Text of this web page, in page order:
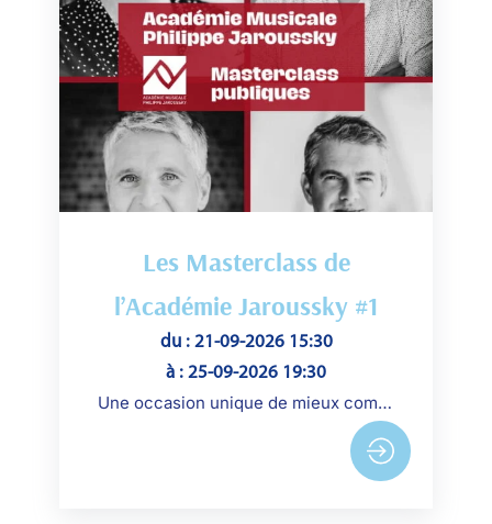
Les Masterclass de
l’Académie Jaroussky #1
du : 21-09-2026 15:30
à : 25-09-2026 19:30
Une occasion unique de mieux comprendre le travail des musiciens et de découvrir la nouvelle génération d’artistes.